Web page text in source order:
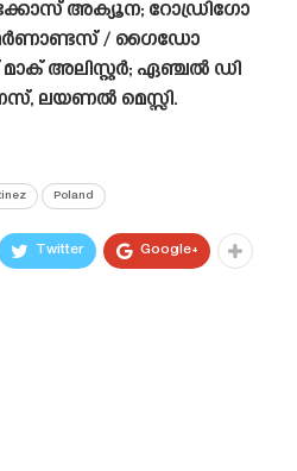
അക്യൂന; റോഡ്രിഗോ
/ ഗൈഡോ
അലിസ്റ്റർ; ഏഞ്ചൽ ഡി
ലയണൽ മെസ്സി.
Poland
Twitter Google+